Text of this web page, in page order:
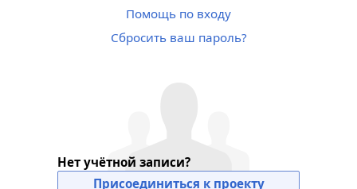
Помощь по входу
Сбросить ваш пароль?
Нет учётной записи?
Присоединиться к проекту